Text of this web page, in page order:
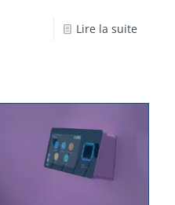
Lire la suite